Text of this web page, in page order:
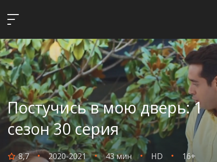
Постучись в мою дверь: 1
сезон 30 серия
8,7 2020-2021 43 мин HD 16+